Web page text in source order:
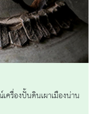
รื่องปั้นดินเผาเมืองน่าน